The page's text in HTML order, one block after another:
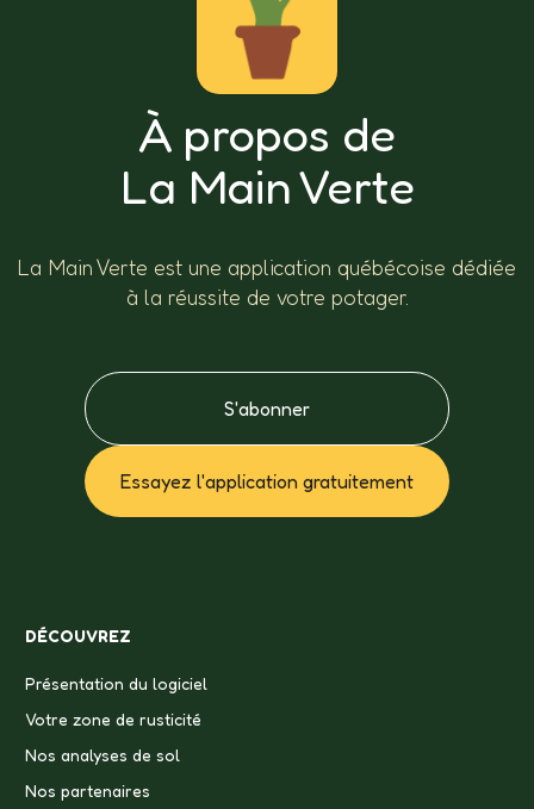
À propos de
La Main Verte
La Main Verte est une application québécoise dédiée
à la réussite de votre potager.
S'abonner
Essayez l'application gratuitement
DÉCOUVREZ
Présentation du logiciel
Votre zone de rusticité
Nos analyses de sol
Nos partenaires